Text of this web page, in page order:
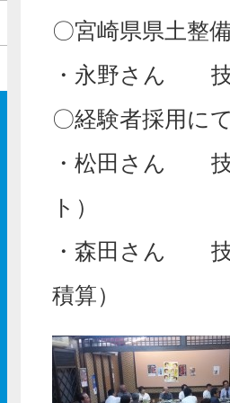
〇宮崎県県土整
・永野さん 技
〇経験者採用に
・松田さん 技
ト）
・森田さん 技
積算）